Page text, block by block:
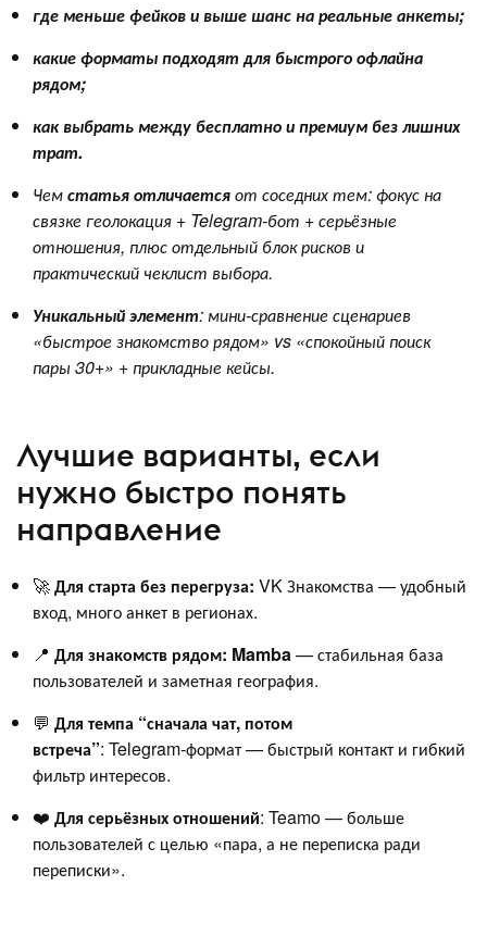
где меньше фейков и выше шанс на реальные анкеты;
какие форматы подходят для быстрого офлайна
рядом;
как выбрать между бесплатно и премиум без лишних
трат.
Чемстатья отличаетсяот соседних тем: фокус на
связке геолокация + Telegram‑бот + серьёзные
отношения, плюс отдельный блок рисков и
практический чеклист выбора.
Уникальный элемент: мини‑сравнение сценариев
«быстрое знакомство рядом» vs «спокойный поиск
пары 30+» + прикладные кейсы.
Лучшие варианты, если
нужно быстро понять
направление
🚀Для старта без перегруза: VK Знакомства — удобный
вход, много анкет в регионах.
📍 Для знакомств рядом: Mamba — стабильная база
пользователей и заметная география.
💬 Для темпа “сначала чат, потом
встреча”: Telegram‑формат — быстрый контакт и гибкий
фильтр интересов.
❤️ Для серьёзных отношений: Teamo — больше
пользователей с целью «пара, а не переписка ради
переписки».